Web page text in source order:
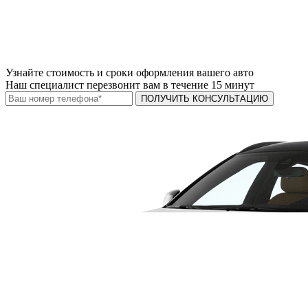
Узнайте стоимость и сроки оформления вашего авто
Наш специалист перезвонит вам в течение 15 минут
ПОЛУЧИТЬ КОНСУЛЬТАЦИЮ